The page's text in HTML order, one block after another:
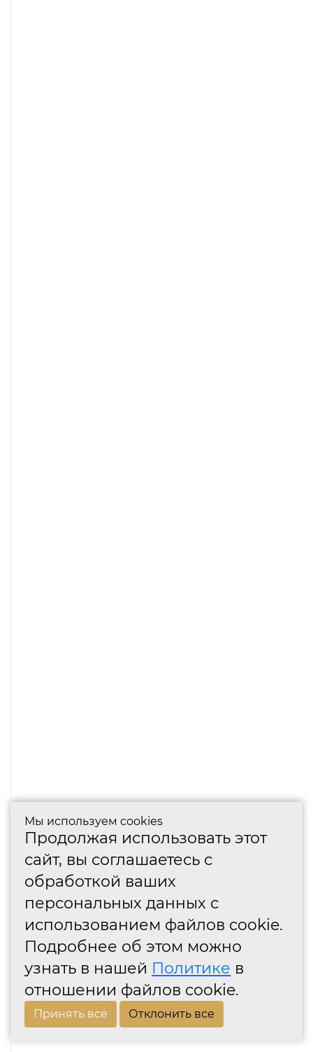
Мы используем cookies
Продолжая использовать этот
сайт, вы соглашаетесь с
обработкой ваших
персональных данных с
использованием файлов cookie.
Подробнее об этом можно
узнать в нашей Политике в
отношении файлов cookie.
Принять все Отклонить все